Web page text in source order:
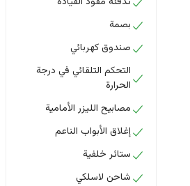
بصمة
صندوق كهربائي
التحكم التلقائي في درجة
الحرارة
مصابيح الليزر الأمامية
إغلاق الأبواب الناعم
ستائر خلفية
شاحن لاسلكي